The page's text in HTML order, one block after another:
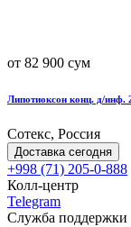
от 82 900 сум
Липотиоксон конц. д/
Сотекс, Россия
Доставка сегодня
+998 (71) 205-0-888
Колл-центр
Telegram
Служба поддержки